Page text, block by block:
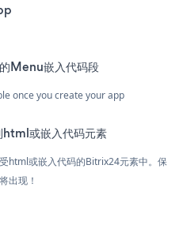
Menu嵌入代码段
once you create your app
或嵌入代码元素
html或嵌入代码的Bitrix24元素中。保
出现！